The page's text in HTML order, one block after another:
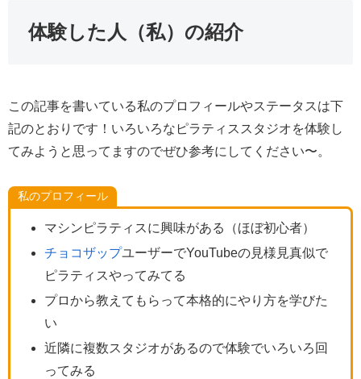
体験した人（私）の紹介
この記事を書いている私のプロフィールやステータスは下
記のとおりです！いろいろなピラティススタジオを体験し
てみようと思ってますのでぜひ参考にしてください〜。
私のプロフィール
マシンピラティスに興味がある（ほぼ初心者）
チョコザップユーザーでYouTubeの見様見真似で
ピラティスやってみてる
プロから教えてもらって本格的にやり方を学びた
い
近隣に複数スタジオがあるので体験でいろいろ回
ってみる